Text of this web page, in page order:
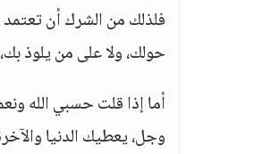
فلذلك من الشرك أن تعتمد
حولك، ولا على من يلوذ
أما إذا قلت حسبي الله
وجل، يعطيك الدنيا